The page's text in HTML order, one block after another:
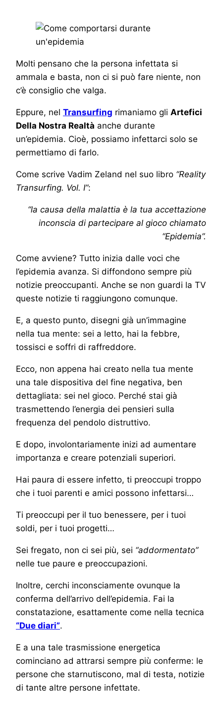
Molti pensano che la persona infettata si
ammala e basta, non ci si può fare niente, non
c’è consiglio che valga.
Eppure, nel Transurfing rimaniamo gli Artefici
Della Nostra Realtà anche durante
un’epidemia. Cioè, possiamo infettarci solo se
permettiamo di farlo.
Come scrive Vadim Zeland nel suo libro “Reality
Transurfing. Vol. I”:
“la causa della malattia è la tua accettazione
inconscia di partecipare al gioco chiamato
“Epidemia”.
Come avviene? Tutto inizia dalle voci che
l’epidemia avanza. Si diffondono sempre più
notizie preoccupanti. Anche se non guardi la TV
queste notizie ti raggiungono comunque.
E, a questo punto, disegni già un’immagine
nella tua mente: sei a letto, hai la febbre,
tossisci e soffri di raffreddore.
Ecco, non appena hai creato nella tua mente
una tale dispositiva del fine negativa, ben
dettagliata: sei nel gioco. Perché stai già
trasmettendo l’energia dei pensieri sulla
frequenza del pendolo distruttivo.
E dopo, involontariamente inizi ad aumentare
importanza e creare potenziali superiori.
Hai paura di essere infetto, ti preoccupi troppo
che i tuoi parenti e amici possono infettarsi…
Ti preoccupi per il tuo benessere, per i tuoi
soldi, per i tuoi progetti…
Sei fregato, non ci sei più, sei “addormentato”
nelle tue paure e preoccupazioni.
Inoltre, cerchi inconsciamente ovunque la
conferma dell’arrivo dell’epidemia. Fai la
constatazione, esattamente come nella tecnica
“Due diari”.
E a una tale trasmissione energetica
cominciano ad attrarsi sempre più conferme: le
persone che starnutiscono, mal di testa, notizie
di tante altre persone infettate.